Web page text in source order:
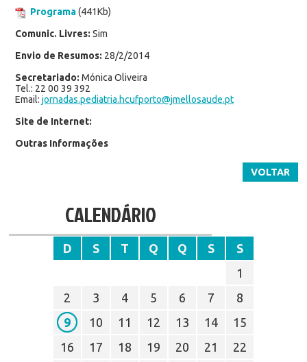
Programa(441Kb)
Comunic. Livres: Sim
Envio de Resumos: 28/2/2014
Secretariado: Mónica Oliveira
Tel.: 22 00 39 392
Email: jornadas.pediatria.hcufporto@jmellosaude.pt
Site de Internet:
Outras Informações
VOLTAR
CALENDÁRIO
D S T Q Q S
S
1
2
3 4 5 6 7
8
9
10 11 12 13 14
15
16
17 18 19 20 21
22